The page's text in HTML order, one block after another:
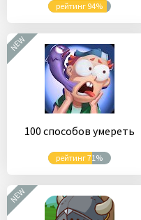
рейтинг 94%
100 способов умереть
рейтинг 71%
NEW
NEW